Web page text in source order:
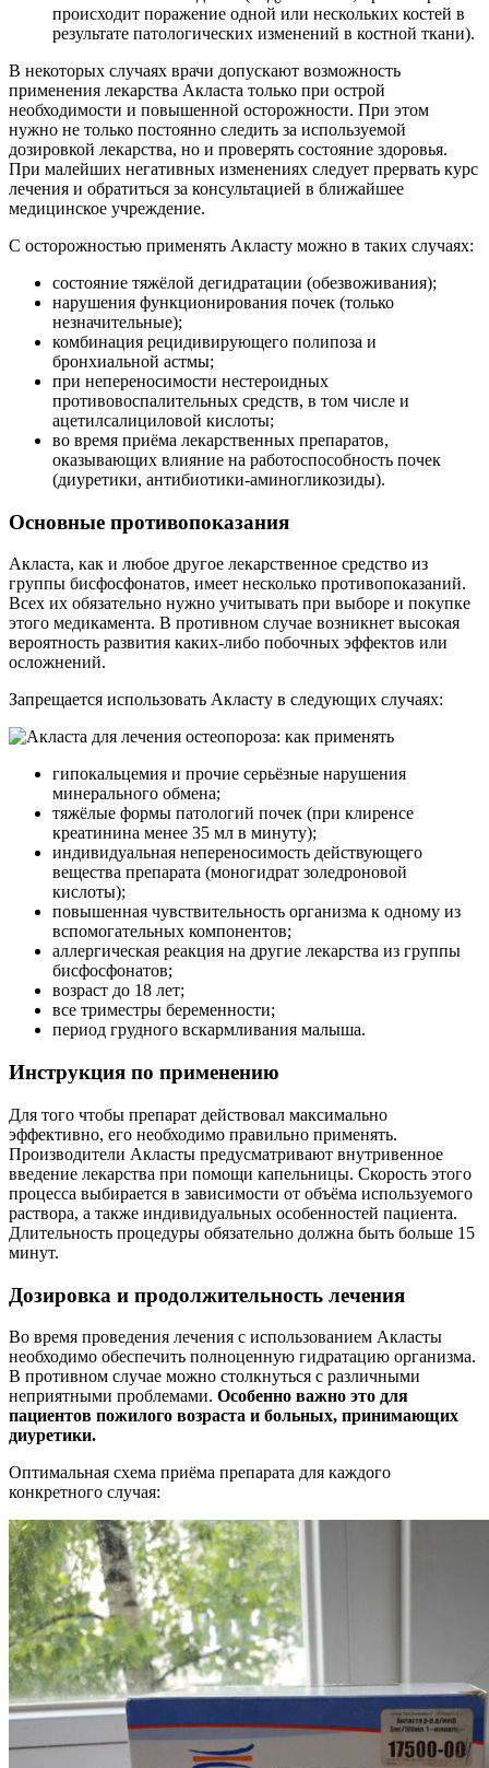
происходит поражение одной или нескольких костей в
результате патологических изменений в костной ткани).
В некоторых случаях врачи допускают возможность
применения лекарства Акласта только при острой
необходимости и повышенной осторожности. При этом
нужно не только постоянно следить за используемой
дозировкой лекарства, но и проверять состояние здоровья.
При малейших негативных изменениях следует прервать курс
лечения и обратиться за консультацией в ближайшее
медицинское учреждение.
С осторожностью применять Акласту можно в таких случаях:
состояние тяжёлой дегидратации (обезвоживания);
нарушения функционирования почек (только
незначительные);
комбинация рецидивирующего полипоза и
бронхиальной астмы;
при непереносимости нестероидных
противовоспалительных средств, в том числе и
ацетилсалициловой кислоты;
во время приёма лекарственных препаратов,
оказывающих влияние на работоспособность почек
(диуретики, антибиотики-аминогликозиды).
Основные противопоказания
Акласта, как и любое другое лекарственное средство из
группы бисфосфонатов, имеет несколько противопоказаний.
Всех их обязательно нужно учитывать при выборе и покупке
этого медикамента. В противном случае возникнет высокая
вероятность развития каких-либо побочных эффектов или
осложнений.
Запрещается использовать Акласту в следующих случаях:
гипокальцемия и прочие серьёзные нарушения
минерального обмена;
тяжёлые формы патологий почек (при клиренсе
креатинина менее 35 мл в минуту);
индивидуальная непереносимость действующего
вещества препарата (моногидрат золедроновой
кислоты);
повышенная чувствительность организма к одному из
вспомогательных компонентов;
аллергическая реакция на другие лекарства из группы
бисфосфонатов;
возраст до 18 лет;
все триместры беременности;
период грудного вскармливания малыша.
Инструкция по применению
Для того чтобы препарат действовал максимально
эффективно, его необходимо правильно применять.
Производители Акласты предусматривают внутривенное
введение лекарства при помощи капельницы. Скорость этого
процесса выбирается в зависимости от объёма используемого
раствора, а также индивидуальных особенностей пациента.
Длительность процедуры обязательно должна быть больше 15
минут.
Дозировка и продолжительность лечения
Во время проведения лечения с использованием Акласты
необходимо обеспечить полноценную гидратацию организма.
В противном случае можно столкнуться с различными
неприятными проблемами. Особенно важно это для
пациентов пожилого возраста и больных, принимающих
диуретики.
Оптимальная схема приёма препарата для каждого
конкретного случая: